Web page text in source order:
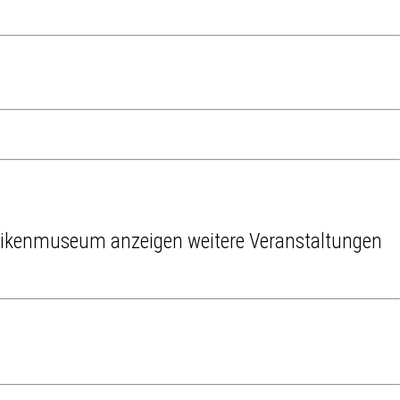
weitere Veranstaltungen